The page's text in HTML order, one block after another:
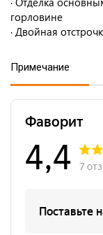
горловине
· Двойная
Примечание